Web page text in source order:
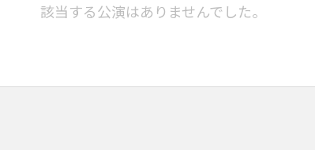
該当する公演はありませんでした。